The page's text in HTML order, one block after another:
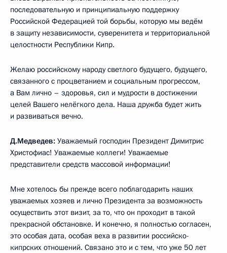
последовательную и принципиальную поддержку
Российской Федерацией той борьбы, которую мы ведём
в защиту независимости, суверенитета и территориальной
целостности Республики Кипр.
Желаю российскому народу светлого будущего, будущего,
связанного с процветанием и социальным прогрессом,
а Вам лично – здоровья, сил и мудрости в достижении
целей Вашего нелёгкого дела. Наша дружба будет жить
и развиваться вечно.
Д.Медведев: Уважаемый господин Президент Димитрис
Христофиас! Уважаемые коллеги! Уважаемые
представители средств массовой информации!
Мне хотелось бы прежде всего поблагодарить наших
уважаемых хозяев и лично Президента за возможность
осуществить этот визит, за то, что он проходит в такой
прекрасной обстановке. И конечно, я полностью согласен,
это особая дата, особая веха в развитии российско-
кипрских отношений. Связано это и с тем, что уже 50 лет